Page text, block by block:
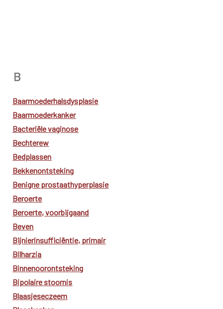
B
Baarmoederhalsdysplasie
Baarmoederkanker
Bacteriële vaginose
Bechterew
Bedplassen
Bekkenontsteking
Benigne prostaathyperplasie
Beroerte
Beroerte, voorbijgaand
Beven
Bijnierinsufficiëntie, primair
Bilharzia
Binnenoorontsteking
Bipolaire stoornis
Blaasjeseczeem